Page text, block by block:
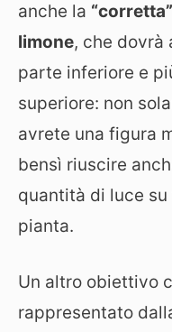
anche la
limone, che dovrà
parte inferiore e
superiore: non
avrete una figura
bensì riuscire
quantità di luce
pianta.
Un altro obiettivo
rappresentato